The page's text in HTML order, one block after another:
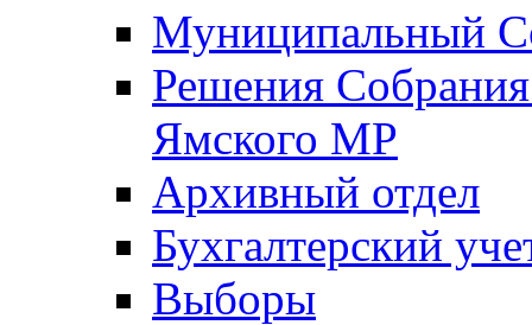
Муниципальный
Решения
Ямского МР
Архивный отдел
Бухгалтерский
Выборы